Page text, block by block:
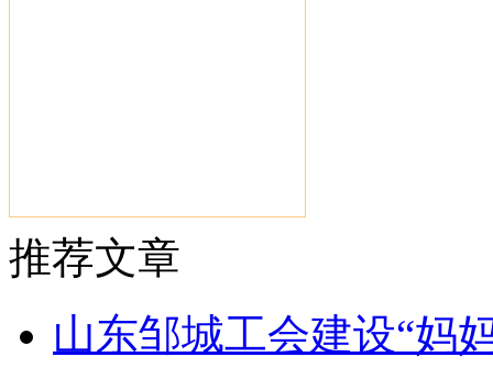
推荐文章
山东邹城工会建设“妈